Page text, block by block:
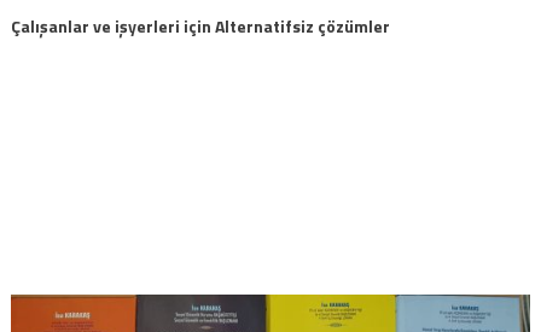
Çalışanlar ve işyerleri için Alternatifsiz çözümler